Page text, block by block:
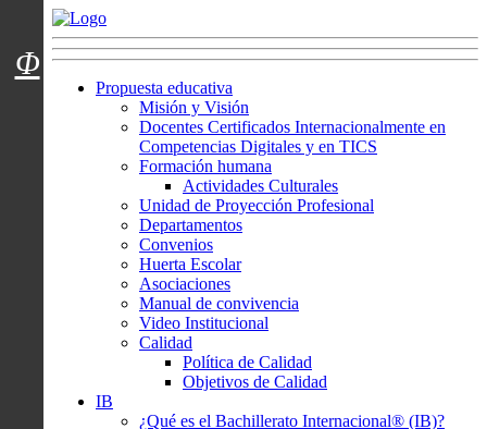
Menú usuarios
Propuesta educativa
Misión y Visión
Docentes Certificados Internacionalmente en
Competencias Digitales y en TICS
Formación humana
Actividades Culturales
Unidad de Proyección Profesional
Departamentos
Convenios
Huerta Escolar
Asociaciones
Manual de convivencia
Video Institucional
Calidad
Política de Calidad
Objetivos de Calidad
IB
¿Qué es el Bachillerato Internacional® (IB)?
Φ